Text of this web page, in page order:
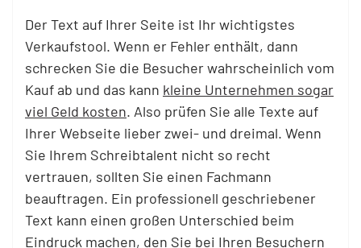
Der Text auf Ihrer Seite ist Ihr wichtigstes
Verkaufstool. Wenn er Fehler enthält, dann
schrecken Sie die Besucher wahrscheinlich vom
Kauf ab und das kann kleine Unternehmen sogar
viel Geld kosten. Also prüfen Sie alle Texte auf
Ihrer Webseite lieber zwei- und dreimal. Wenn
Sie Ihrem Schreibtalent nicht so recht
vertrauen, sollten Sie einen Fachmann
beauftragen. Ein professionell geschriebener
Text kann einen großen Unterschied beim
Eindruck machen, den Sie bei Ihren Besuchern